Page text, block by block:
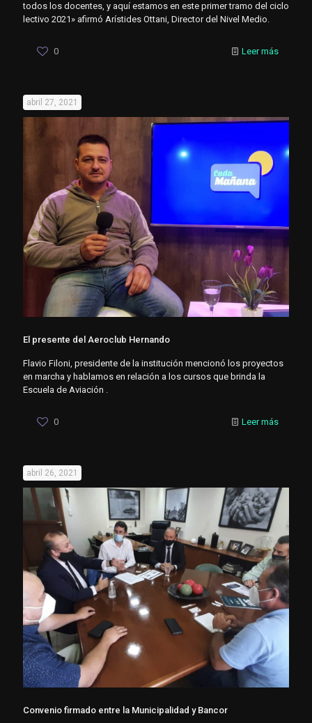
todos los docentes, y aquí estamos en este primer tramo del ciclo
lectivo 2021» afirmó Arístides Ottani, Director del Nivel Medio.
0 Leer más
abril 27, 2021
El presente del Aeroclub Hernando
Flavio Filoni, presidente de la institución mencionó los proyectos
en marcha y hablamos en relación a los cursos que brinda la
Escuela de Aviación .
0 Leer más
abril 26, 2021
Convenio firmado entre la Municipalidad y Bancor